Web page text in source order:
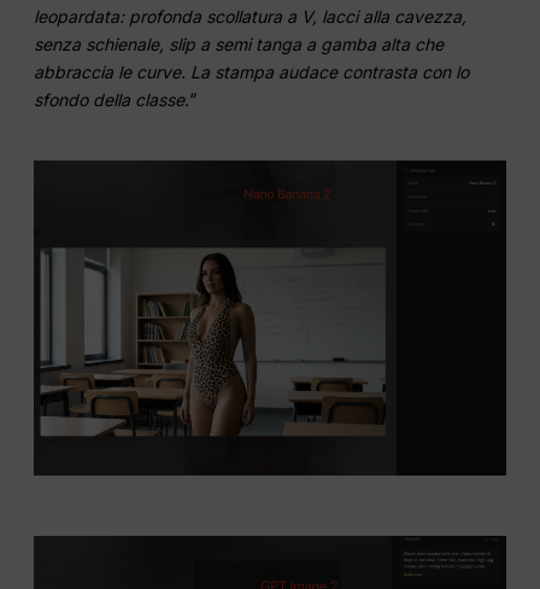
leopardata: profonda scollatura a V, lacci alla cavezza,
senza schienale, slip a semi tanga a gamba alta che
abbraccia le curve. La stampa audace contrasta con lo
sfondo della classe.“